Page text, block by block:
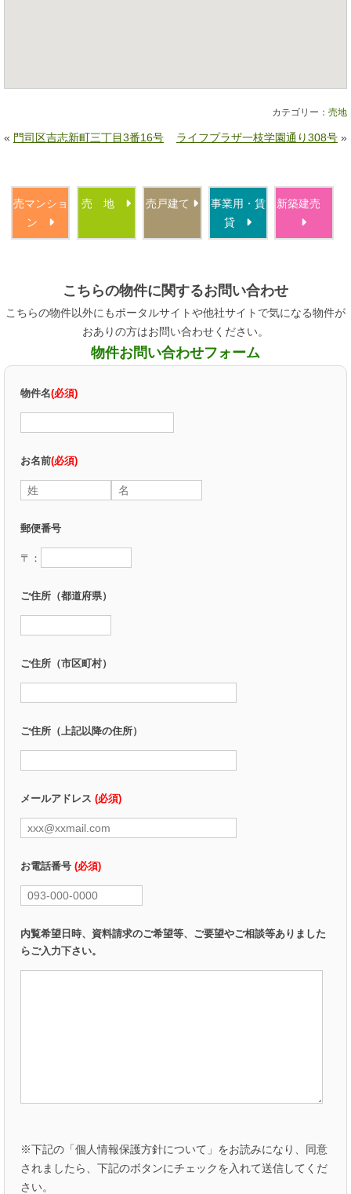
カテゴリー： 売地
« 門司区吉志新町三丁目3番16号 ライフプラザ一枝学園通り308号 »
売マンショ
ン
売 地 売戸建て
事業用・賃
貸
新築建売
こちらの物件に関するお問い合わせ
こちらの物件以外にもポータルサイトや他社サイトで気になる物件が
おありの方はお問い合わせください。
物件お問い合わせフォーム
物件名(必須)
お名前(必須)
郵便番号
〒：
ご住所（都道府県）
ご住所（市区町村）
ご住所（上記以降の住所）
メールアドレス (必須)
お電話番号 (必須)
内覧希望日時、資料請求のご希望等、ご要望やご相談等ありました
らご入力下さい。
※下記の「個人情報保護方針について」をお読みになり、同意
されましたら、下記のボタンにチェックを入れて送信してくだ
さい。